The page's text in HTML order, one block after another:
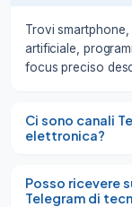
Trovi
artificiale,
focus preciso
Ci sono canali
elettronica?
Posso ricevere
Telegram di